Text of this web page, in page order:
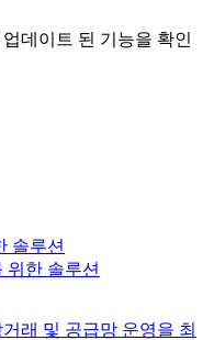
데이트 된 기능을 확인
솔루션
위한 솔루션
래 및 공급망 운영을 최